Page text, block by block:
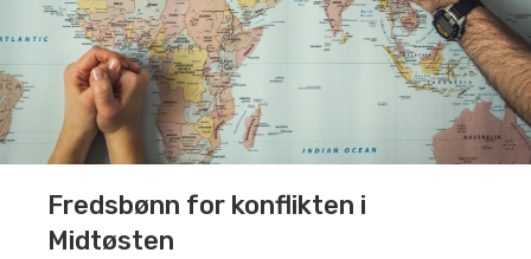
Fredsbønn for konflikten i
Midtøsten